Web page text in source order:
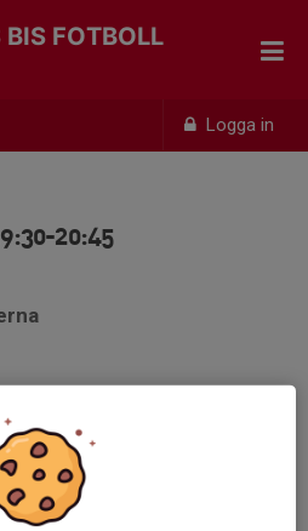
Logga in
FOTBOLL
20:45